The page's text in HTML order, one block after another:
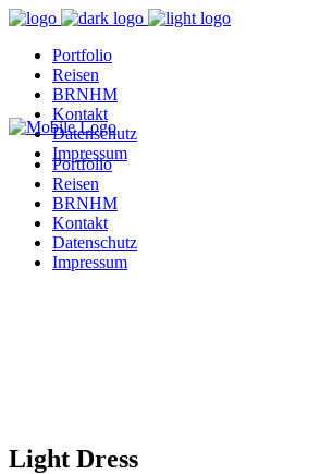
Portfolio
Reisen
BRNHM
Kontakt
Datenschutz
Impressum
Portfolio
Reisen
BRNHM
Kontakt
Datenschutz
Impressum
Light Dress